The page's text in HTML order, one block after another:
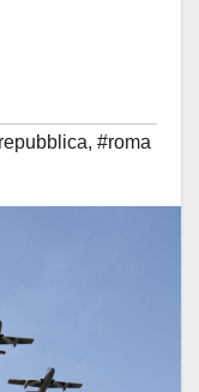
, #roma